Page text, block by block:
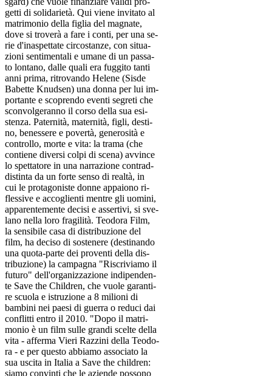
getti di solidarietà. Qui viene invitato al
matrimonio della figlia del magnate,
dove si troverà a fare i conti, per una se-
rie d'inaspettate circostanze, con situa-
zioni sentimentali e umane di un passa-
to lontano, dalle quali era fuggito tanti
anni prima, ritrovando Helene (Sisde
Babette Knudsen) una donna per lui im-
portante e scoprendo eventi segreti che
sconvolgeranno il corso della sua esi-
stenza. Paternità, maternità, figli, desti-
no, benessere e povertà, generosità e
controllo, morte e vita: la trama (che
contiene diversi colpi di scena) avvince
lo spettatore in una narrazione contrad-
distinta da un forte senso di realtà, in
cui le protagoniste donne appaiono ri-
flessive e accoglienti mentre gli uomini,
apparentemente decisi e assertivi, si sve-
lano nella loro fragilità. Teodora Film,
la sensibile casa di distribuzione del
film, ha deciso di sostenere (destinando
una quota-parte dei proventi della dis-
tribuzione) la campagna "Riscriviamo il
futuro" dell'organizzazione indipenden-
te Save the Children, che vuole garanti-
re scuola e istruzione a 8 milioni di
bambini nei paesi di guerra o reduci dai
conflitti entro il 2010. "Dopo il matri-
monio è un film sulle grandi scelte della
vita - afferma Vieri Razzini della Teodo-
ra - e per questo abbiamo associato la
sua uscita in Italia a Save the children:
siamo convinti che le aziende possono